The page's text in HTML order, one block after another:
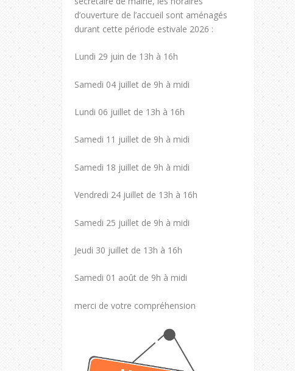
d’ouverture de l’accueil sont aménagés
durant cette période estivale 2026 :
Lundi 29 juin de 13h à 16h
Samedi 04 juillet de 9h à midi
Lundi 06 juillet de 13h à 16h
Samedi 11 juillet de 9h à midi
Samedi 18 juillet de 9h à midi
Vendredi 24 juillet de 13h à 16h
Samedi 25 juillet de 9h à midi
Jeudi 30 juillet de 13h à 16h
Samedi 01 août de 9h à midi
merci de votre compréhension